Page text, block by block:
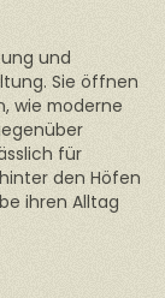
und
Sie öffnen
wie moderne
für
den Höfen
ihren Alltag